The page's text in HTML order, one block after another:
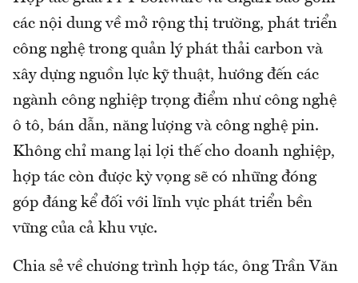
các nội dung về mở rộng thị trường, phát triển
công nghệ trong quản lý phát thải carbon và
xây dựng nguồn lực kỹ thuật, hướng đến các
ngành công nghiệp trọng điểm như công nghệ
ô tô, bán dẫn, năng lượng và công nghệ pin.
Không chỉ mang lại lợi thế cho doanh nghiệp,
hợp tác còn được kỳ vọng sẽ có những đóng
góp đáng kể đối với lĩnh vực phát triển bền
vững của cả khu vực.
Chia sẻ về chương trình hợp tác, ông Trần Văn